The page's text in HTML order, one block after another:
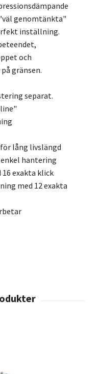
genomtänkta"
inställning.
och
gränsen.
separat.
lång livslängd
hantering
exakta klick
med 12 exakta